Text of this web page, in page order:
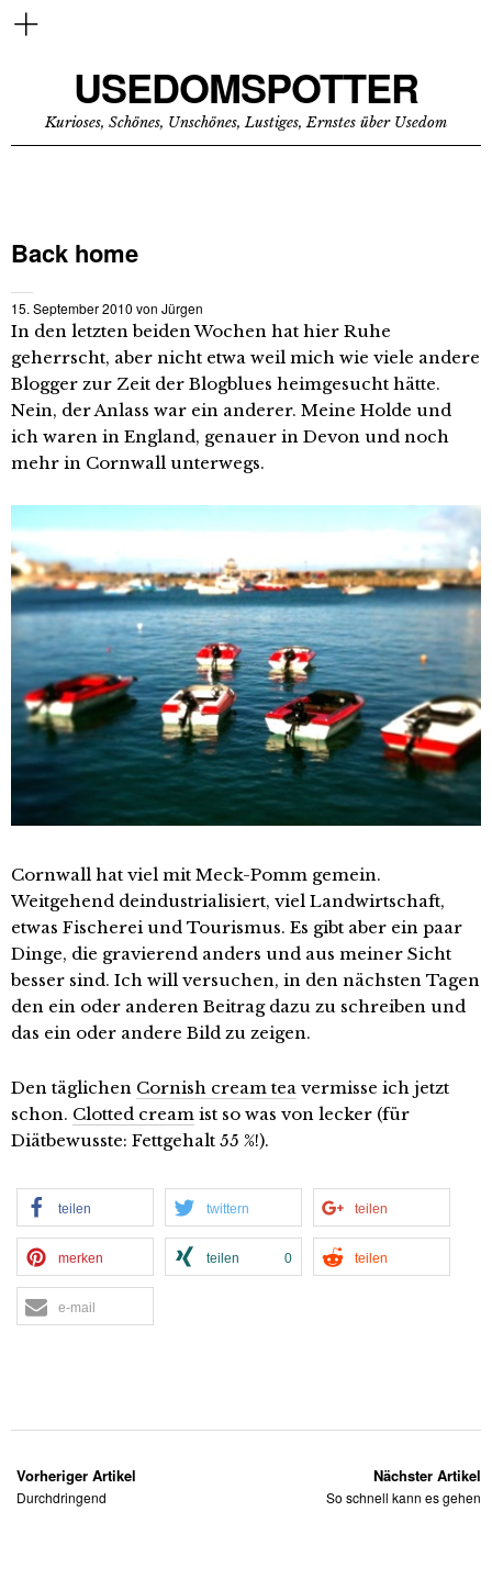
USEDOMSPOTTER
Kurioses, Schönes, Unschönes, Lustiges, Ernstes über Usedom
Back home
15. September 2010 von Jürgen
In den letzten beiden Wochen hat hier Ruhe
geherrscht, aber nicht etwa weil mich wie viele andere
Blogger zur Zeit der Blogblues heimgesucht hätte.
Nein, der Anlass war ein anderer. Meine Holde und
ich waren in England, genauer in Devon und noch
mehr in Cornwall unterwegs.
Cornwall hat viel mit Meck-Pomm gemein.
Weitgehend deindustrialisiert, viel Landwirtschaft,
etwas Fischerei und Tourismus. Es gibt aber ein paar
Dinge, die gravierend anders und aus meiner Sicht
besser sind. Ich will versuchen, in den nächsten Tagen
den ein oder anderen Beitrag dazu zu schreiben und
das ein oder andere Bild zu zeigen.
Den täglichen Cornish cream tea vermisse ich jetzt
schon. Clotted cream ist so was von lecker (für
Diätbewusste: Fettgehalt 55 %!).
teilen twittern teilen
merken teilen 0 teilen
e-mail
Vorheriger Artikel
Durchdringend
Nächster Artikel
So schnell kann es gehen